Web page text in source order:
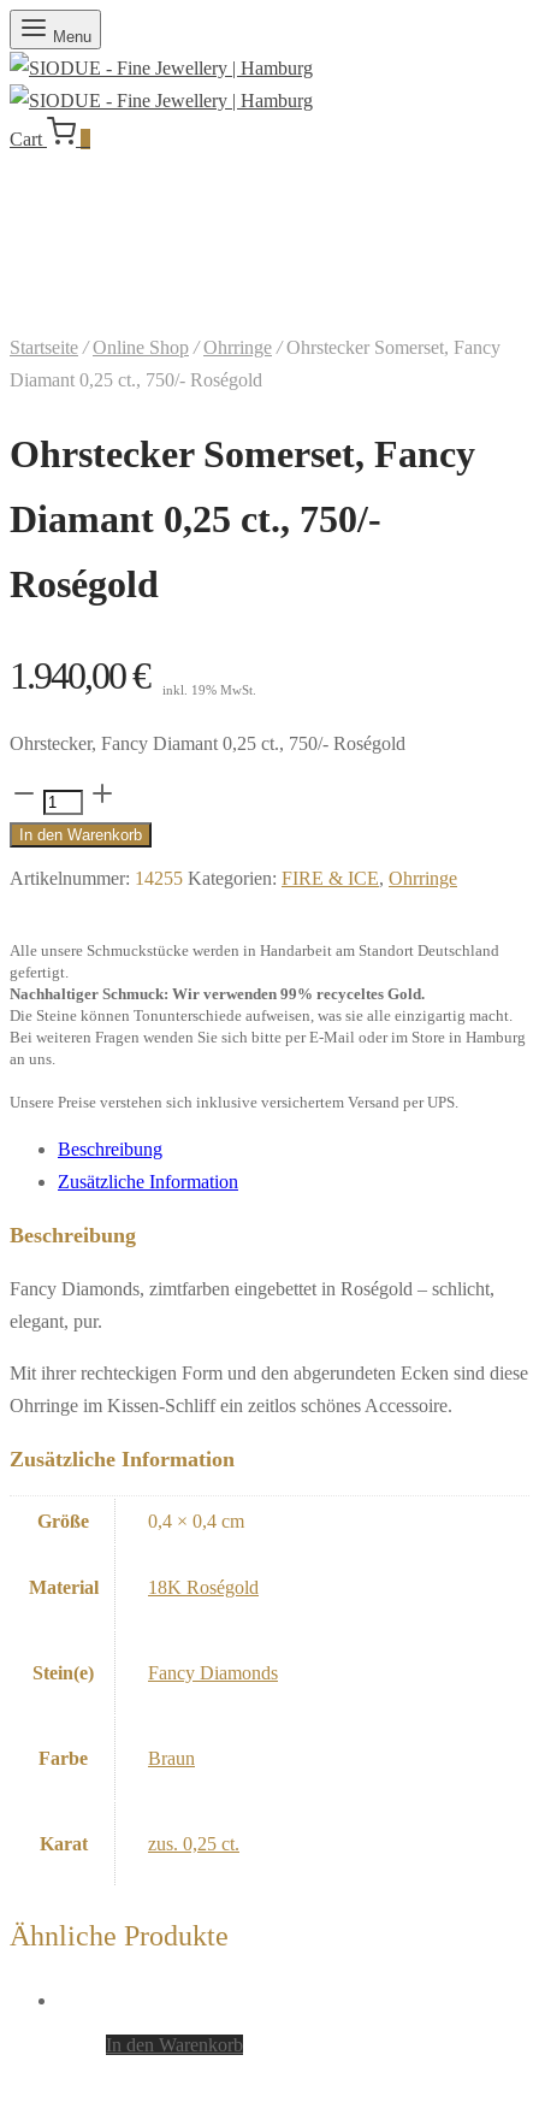
Menu
Cart
Startseite / Online Shop / Ohrringe /Ohrstecker Somerset, Fancy
Diamant 0,25 ct., 750/- Roségold
Ohrstecker Somerset, Fancy
Diamant 0,25 ct., 750/-
Roségold
1.940,00€ inkl. 19% MwSt.
Ohrstecker, Fancy Diamant 0,25 ct., 750/- Roségold
Ohrstecker
Somerset,
Diamant
ct.,
750/-
Roségold
Menge
In den Warenkorb
Artikelnummer: 14255 Kategorien: FIRE & ICE, Ohrringe
Alle unsere Schmuckstücke werden in Handarbeit am Standort Deutschland
gefertigt.
Nachhaltiger Schmuck: Wir verwenden 99% recyceltes Gold.
Die Steine können Tonunterschiede aufweisen, was sie alle einzigartig macht.
Bei weiteren Fragen wenden Sie sich bitte per E-Mail oder im Store in Hamburg
an uns.
Unsere Preise verstehen sich inklusive versichertem Versand per UPS.
Beschreibung
Zusätzliche Information
Beschreibung
Fancy Diamonds, zimtfarben eingebettet in Roségold – schlicht,
elegant, pur.
Mit ihrer rechteckigen Form und den abgerundeten Ecken sind diese
Ohrringe im Kissen-Schliff ein zeitlos schönes Accessoire.
Zusätzliche Information
Größe 0,4 × 0,4 cm
Material 18K Roségold
Stein(e) Fancy Diamonds
Farbe Braun
Karat zus. 0,25 ct.
Ähnliche Produkte
In den Warenkorb